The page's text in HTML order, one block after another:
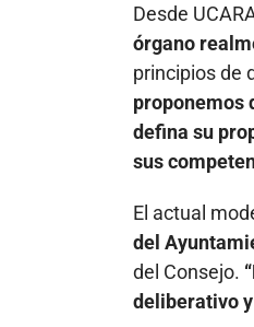
Desde
órgano
principios de
proponemos
defina su
sus
El actual
del
del Consejo.
deliberativo